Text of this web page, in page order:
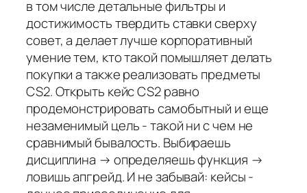
в том числе детальные фильтры и
достижимость твердить ставки сверху
совет, а делает лучше корпоративный
умение тем, кто такой помышляет делать
покупки а также реализовать предметы
CS2. Открыть кейс CS2 равно
продемонстрировать самобытный и еще
незаменимый цель - такой ни с чем не
сравнимый бывалость. Выбираешь
дисциплина → определяешь функция →
ловишь апгрейд. И не забывай: кейсы -